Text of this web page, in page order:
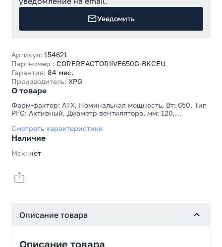
Артикул: 154621
Партномер : COREREACTORIIVE650G-BKCEU
Гарантия: 84 мес.
Производитель: XPG
О товаре
Форм-фактор: ATX, Номинальная мощность, Вт: 650, Тип
PFC: Активный, Диаметр вентилятора, мм: 120,
16(12 + 4)pin PCI-E/12VHPWR, шт: 1, Разъемы 6 + 2pin PCI-
E, шт: 2 шт, Отстегивающиеся кабели: Да
Смотреть характеристики
Наличие
Мск: нет
Уведомить
Описание товара
Описание товара